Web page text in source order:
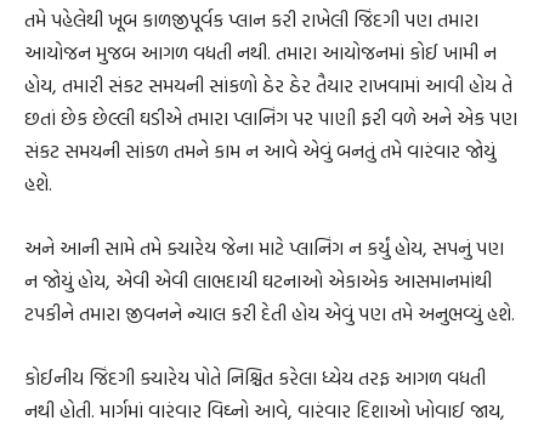
તમે પહેલેથી ખૂબ કાળજીપૂર્વક પ્લાન કરી રાખેલી જિંદગી પણ તમારા
આયોજન મુજબ આગળ વધતી નથી. તમારા આયોજનમાં કોઈ ખામી ન
હોય, તમારી સંકટ સમયની સાંકળો ઠેર ઠેર તૈયાર રાખવામાં આવી હોય તે
છતાં છેક છેલ્લી ઘડીએ તમારા પ્લાનિંગ પર પાણી ફરી વળે અને એક પણ
સંકટ સમયની સાંકળ તમને કામ ન આવે એવું બનતું તમે વારંવાર જોયું
હશે.
અને આની સામે તમે ક્યારેય જેના માટે પ્લાનિંગ ન કર્યું હોય, સપનું પણ
ન જોયું હોય, એવી એવી લાભદાયી ઘટનાઓ એકાએક આસમાનમાંથી
ટપકીને તમારા જીવનને ન્યાલ કરી દેતી હોય એવું પણ તમે અનુભવ્યું હશે.
કોઈનીય જિંદગી ક્યારેય પોતે નિશ્ચિત કરેલા ધ્યેય તરફ આગળ વધતી
નથી હોતી. માર્ગમાં વારંવાર વિઘ્નો આવે, વારંવાર દિશાઓ ખોવાઈ જાય,